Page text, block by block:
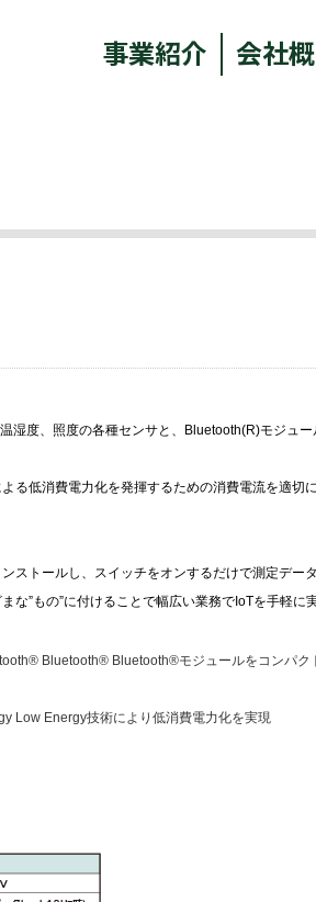
事業紹介 会社
湿度、照度の各種センサと、 Bluetooth(R)モジュ
る低消費電力化を発揮するための消費電流を適切
ストールし、スイッチをオンするだけで測定デー
な”もの”に付けることで幅広い業務で IoTを手軽に
Bluetooth® Bluetooth®モジュールをコンパク
Low Energy技術により低消費電力化を実現